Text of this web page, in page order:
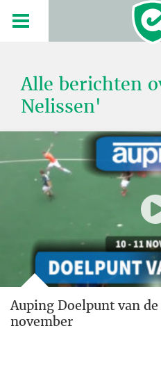
Alle berichten
Nelissen'
Auping Doelpunt van de
november